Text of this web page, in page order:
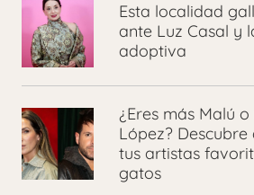
Esta localidad
ante Luz Casal y
adoptiva
¿Eres más Malú
López?
tus artistas
gatos